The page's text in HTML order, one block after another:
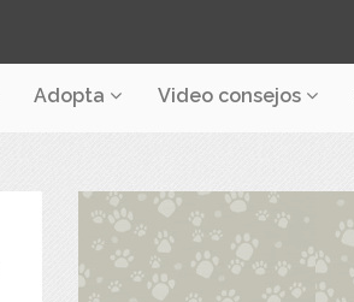
Adopta Video consejos